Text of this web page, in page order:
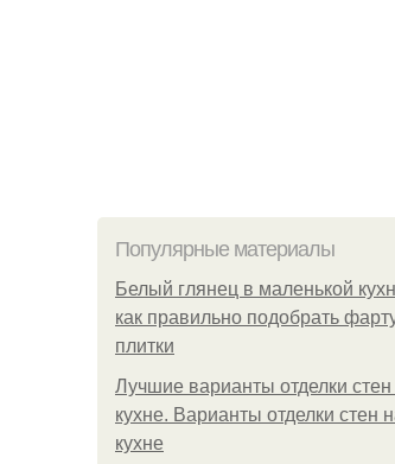
Популярные материалы
Белый глянец в маленькой
как правильно подобрать
плитки
Лучшие варианты отделки стен
кухне. Варианты отделки стен
кухне